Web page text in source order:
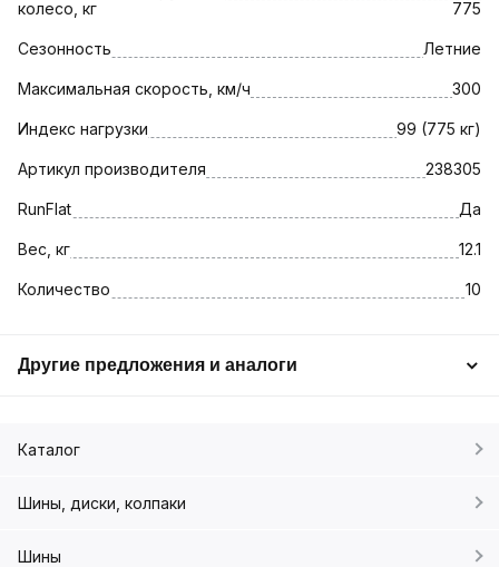
колесо, кг
775
Сезонность Летние
Максимальная скорость, км/ч 300
Индекс нагрузки 99 (775 кг)
Артикул производителя 238305
RunFlat Да
Вес, кг 12.1
Количество 10
Другие предложения и аналоги
Каталог
Шины, диски, колпаки
Шины